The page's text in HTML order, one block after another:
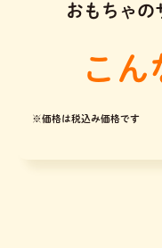
おもちゃの
こん
※価格は税込み価格です